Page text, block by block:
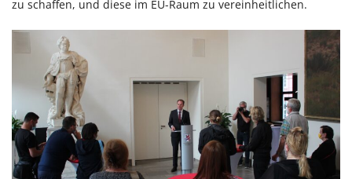
zu schaffen, und diese im EU-Raum zu vereinheitlichen.